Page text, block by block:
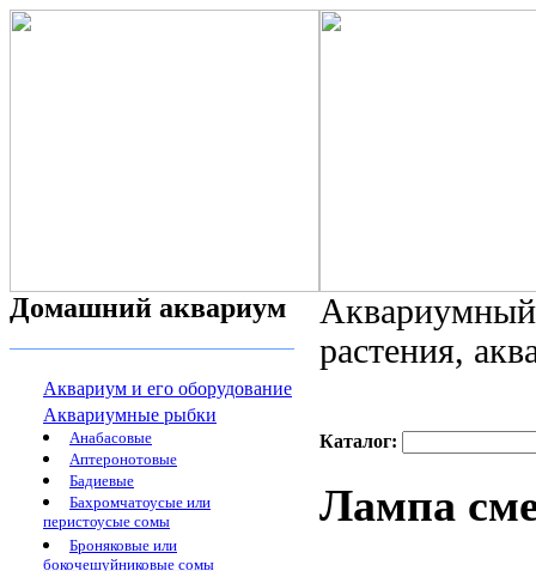
Домашний аквариум
Аквариум и его оборудование
Аквариумные рыбки
Анабасовые
Аптеронотовые
Бадиевые
Бахромчатоусые или
перистоусые сомы
Броняковые или
бокочешуйниковые сомы
растения,
Каталог:
Лампа